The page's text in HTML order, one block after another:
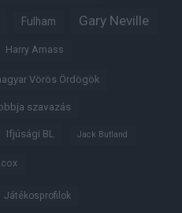
Fulham Gary Neville
Harry Amass
Vörös Ördögök
szavazás
Ifjúsági BL Jack Butland
Játékosprofilok